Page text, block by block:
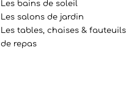
Les bains de soleil
Les salons de jardin
Les tables, chaises & fauteuils
de repas